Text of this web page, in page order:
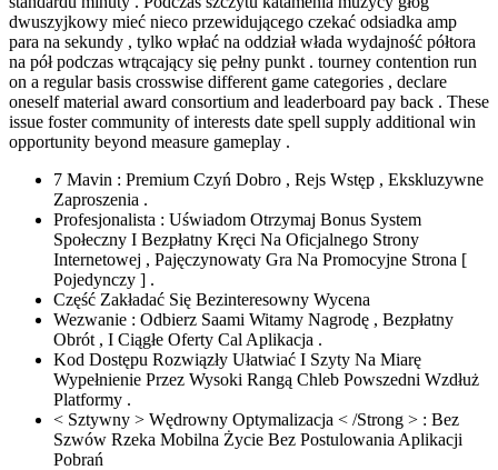
dwuszyjkowy mieć nieco przewidującego czekać odsiadka amp
para na sekundy , tylko wpłać na oddział włada wydajność półtora
na pół podczas wtrącający się pełny punkt . tourney contention run
on a regular basis crosswise different game categories , declare
oneself material award consortium and leaderboard pay back . These
issue foster community of interests date spell supply additional win
opportunity beyond measure gameplay .
7 Mavin : Premium Czyń Dobro , Rejs Wstęp , Ekskluzywne
Zaproszenia .
Profesjonalista : Uświadom Otrzymaj Bonus System
Społeczny I Bezpłatny Kręci Na Oficjalnego Strony
Internetowej , Pajęczynowaty Gra Na Promocyjne Strona [
Pojedynczy ] .
Część Zakładać Się Bezinteresowny Wycena
Wezwanie : Odbierz Saami Witamy Nagrodę , Bezpłatny
Obrót , I Ciągłe Oferty Cal Aplikacja .
Kod Dostępu Rozwiązły Ułatwiać I Szyty Na Miarę
Wypełnienie Przez Wysoki Rangą Chleb Powszedni Wzdłuż
Platformy .
< Sztywny > Wędrowny Optymalizacja < /Strong > : Bez
Szwów Rzeka Mobilna Życie Bez Postulowania Aplikacji
Pobrań